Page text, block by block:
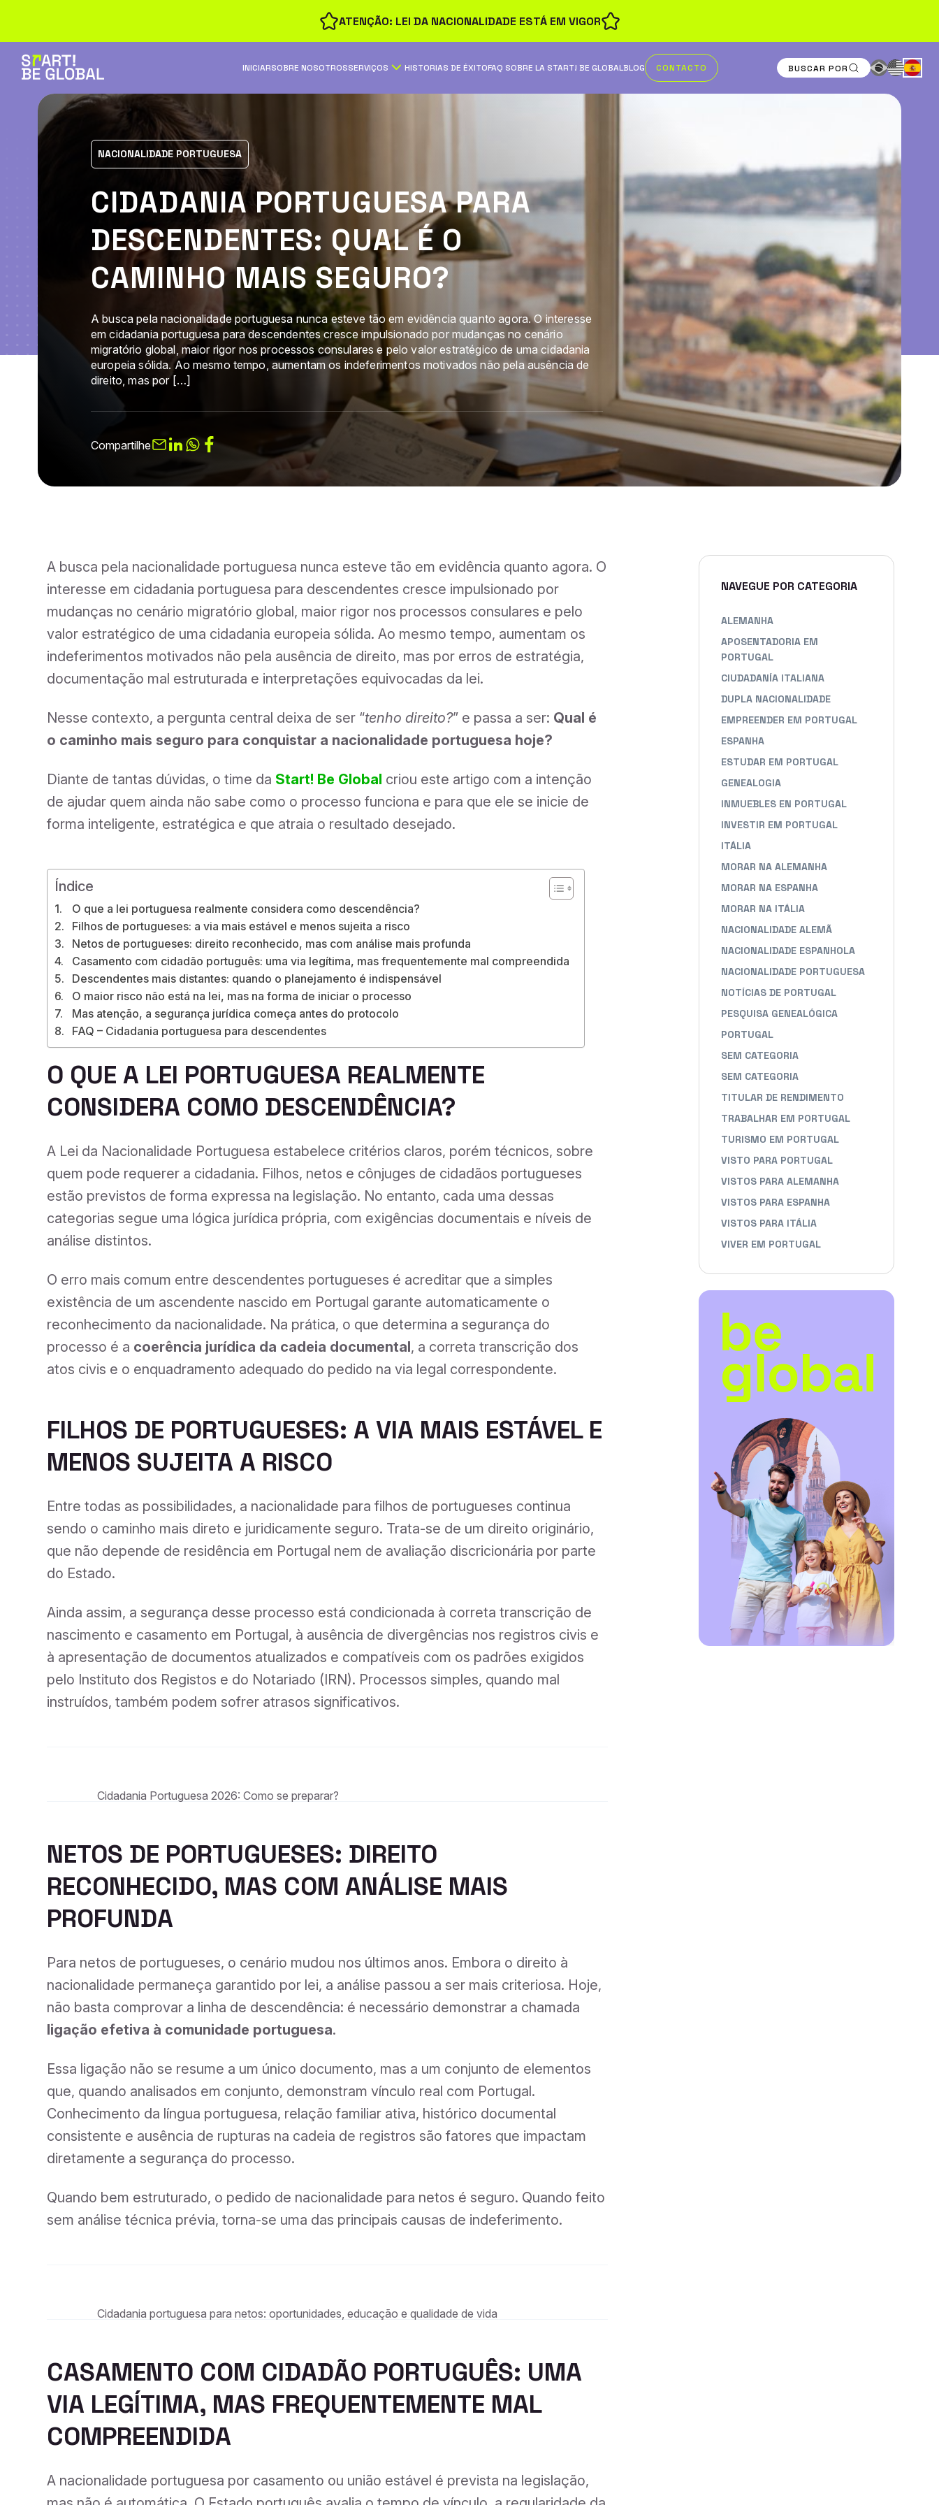
ATENÇÃO: LEI DA NACIONALIDADE ESTÁ EM VIGOR
INICIARSOBRE NOSOTROSSERVIÇOS HISTORIAS DE ÉXITOFAQ SOBRE LA START! BE GLOBALBLOG CONTACTO BUSCAR POR
NACIONALIDADE PORTUGUESA
CIDADANIA PORTUGUESA PARA
DESCENDENTES: QUAL É O
CAMINHO MAIS SEGURO?
A busca pela nacionalidade portuguesa nunca esteve tão em evidência quanto agora. O interesse
em cidadania portuguesa para descendentes cresce impulsionado por mudanças no cenário
migratório global, maior rigor nos processos consulares e pelo valor estratégico de uma cidadania
europeia sólida. Ao mesmo tempo, aumentam os indeferimentos motivados não pela ausência de
direito, mas por […]
Compartilhe
A busca pela nacionalidade portuguesa nunca esteve tão em evidência quanto agora. O
interesse em cidadania portuguesa para descendentes cresce impulsionado por
mudanças no cenário migratório global, maior rigor nos processos consulares e pelo
valor estratégico de uma cidadania europeia sólida. Ao mesmo tempo, aumentam os
indeferimentos motivados não pela ausência de direito, mas por erros de estratégia,
documentação mal estruturada e interpretações equivocadas da lei.
Nesse contexto, a pergunta central deixa de ser “tenho direito?” e passa a ser: Qual é
o caminho mais seguro para conquistar a nacionalidade portuguesa hoje?
Diante de tantas dúvidas, o time da Start! Be Global criou este artigo com a intenção
de ajudar quem ainda não sabe como o processo funciona e para que ele se inicie de
forma inteligente, estratégica e que atraia o resultado desejado.
Índice
O que a lei portuguesa realmente considera como descendência?
Filhos de portugueses: a via mais estável e menos sujeita a risco
Netos de portugueses: direito reconhecido, mas com análise mais profunda
Casamento com cidadão português: uma via legítima, mas frequentemente mal compreendida
Descendentes mais distantes: quando o planejamento é indispensável
O maior risco não está na lei, mas na forma de iniciar o processo
Mas atenção, a segurança jurídica começa antes do protocolo
FAQ – Cidadania portuguesa para descendentes
O QUE A LEI PORTUGUESA REALMENTE
CONSIDERA COMO DESCENDÊNCIA?
A Lei da Nacionalidade Portuguesa estabelece critérios claros, porém técnicos, sobre
quem pode requerer a cidadania. Filhos, netos e cônjuges de cidadãos portugueses
estão previstos de forma expressa na legislação. No entanto, cada uma dessas
categorias segue uma lógica jurídica própria, com exigências documentais e níveis de
análise distintos.
O erro mais comum entre descendentes portugueses é acreditar que a simples
existência de um ascendente nascido em Portugal garante automaticamente o
reconhecimento da nacionalidade. Na prática, o que determina a segurança do
processo é a coerência jurídica da cadeia documental, a correta transcrição dos
atos civis e o enquadramento adequado do pedido na via legal correspondente.
FILHOS DE PORTUGUESES: A VIA MAIS ESTÁVEL E
MENOS SUJEITA A RISCO
Entre todas as possibilidades, a nacionalidade para filhos de portugueses continua
sendo o caminho mais direto e juridicamente seguro. Trata-se de um direito originário,
que não depende de residência em Portugal nem de avaliação discricionária por parte
do Estado.
Ainda assim, a segurança desse processo está condicionada à correta transcrição de
nascimento e casamento em Portugal, à ausência de divergências nos registros civis e
à apresentação de documentos atualizados e compatíveis com os padrões exigidos
pelo Instituto dos Registos e do Notariado (IRN). Processos simples, quando mal
instruídos, também podem sofrer atrasos significativos.
Cidadania Portuguesa 2026: Como se preparar?
NETOS DE PORTUGUESES: DIREITO
RECONHECIDO, MAS COM ANÁLISE MAIS
PROFUNDA
Para netos de portugueses, o cenário mudou nos últimos anos. Embora o direito à
nacionalidade permaneça garantido por lei, a análise passou a ser mais criteriosa. Hoje,
não basta comprovar a linha de descendência: é necessário demonstrar a chamada
ligação efetiva à comunidade portuguesa.
Essa ligação não se resume a um único documento, mas a um conjunto de elementos
que, quando analisados em conjunto, demonstram vínculo real com Portugal.
Conhecimento da língua portuguesa, relação familiar ativa, histórico documental
consistente e ausência de rupturas na cadeia de registros são fatores que impactam
diretamente a segurança do processo.
Quando bem estruturado, o pedido de nacionalidade para netos é seguro. Quando feito
sem análise técnica prévia, torna-se uma das principais causas de indeferimento.
Cidadania portuguesa para netos: oportunidades, educação e qualidade de vida
CASAMENTO COM CIDADÃO PORTUGUÊS: UMA
VIA LEGÍTIMA, MAS FREQUENTEMENTE MAL
COMPREENDIDA
A nacionalidade portuguesa por casamento ou união estável é prevista na legislação,
NAVEGUE POR CATEGORIA
ALEMANHA
APOSENTADORIA EM
PORTUGAL
CIUDADANÍA ITALIANA
DUPLA NACIONALIDADE
EMPREENDER EM PORTUGAL
ESPANHA
ESTUDAR EM PORTUGAL
GENEALOGIA
INMUEBLES EN PORTUGAL
INVESTIR EM PORTUGAL
ITÁLIA
MORAR NA ALEMANHA
MORAR NA ESPANHA
MORAR NA ITÁLIA
NACIONALIDADE ALEMÃ
NACIONALIDADE ESPANHOLA
NACIONALIDADE PORTUGUESA
NOTÍCIAS DE PORTUGAL
PESQUISA GENEALÓGICA
PORTUGAL
SEM CATEGORIA
SEM CATEGORIA
TITULAR DE RENDIMENTO
TRABALHAR EM PORTUGAL
TURISMO EM PORTUGAL
VISTO PARA PORTUGAL
VISTOS PARA ALEMANHA
VISTOS PARA ESPANHA
VISTOS PARA ITÁLIA
VIVER EM PORTUGAL